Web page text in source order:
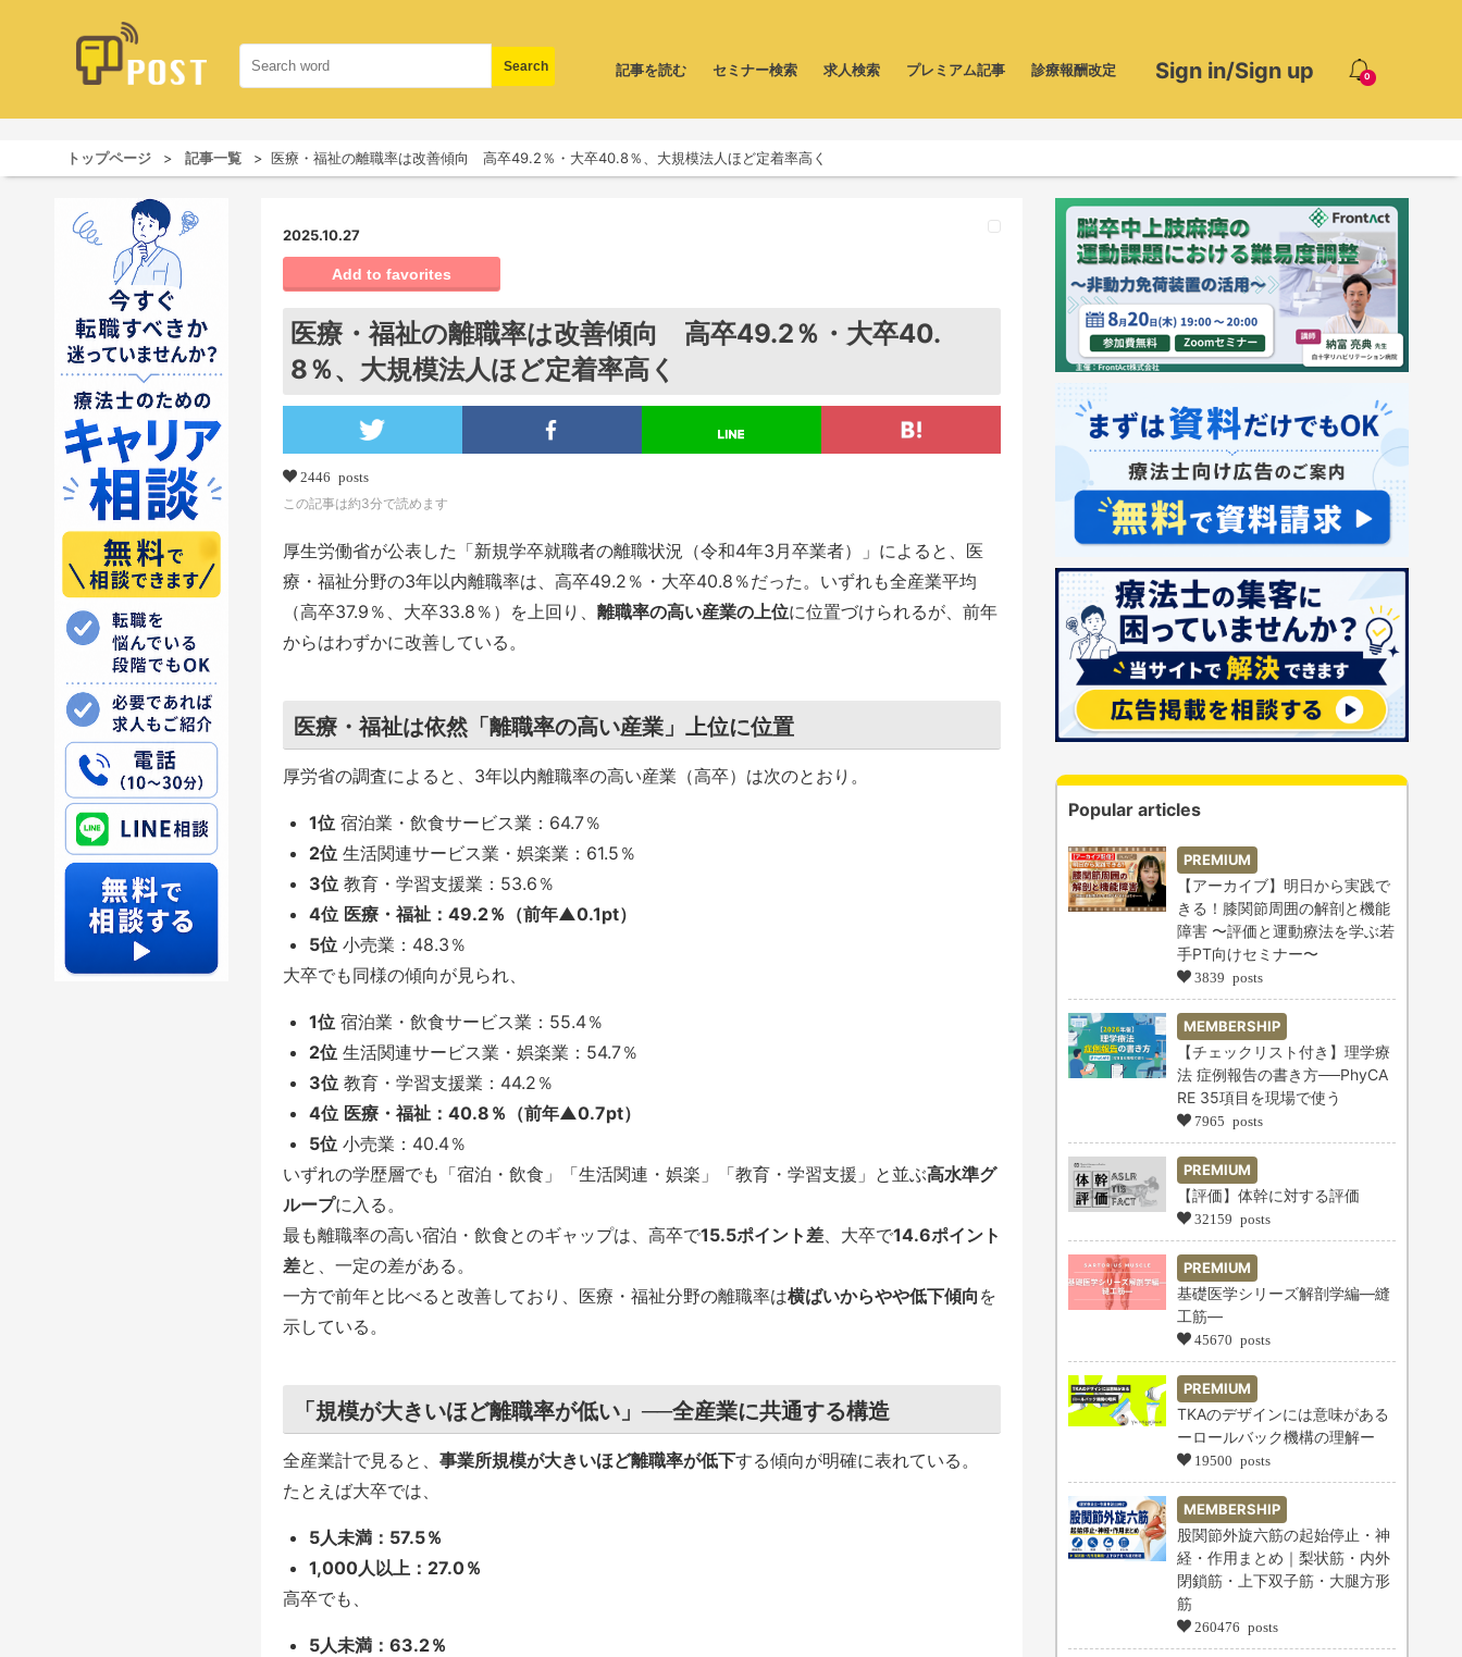
0
Sign in/Sign up
記事を読む セミナー検索 求人検索 プレミアム記事 診療報酬改定
トップページ 記事一覧 医療・福祉の離職率は改善傾向 高卒49.2％・大卒40.8％、大規模法人ほど定着率高く
2025.10.27
Add to favorites
医療・福祉の離職率は改善傾向 高卒49.2％・大卒40.
8％、大規模法人ほど定着率高く
2446 posts
この記事は約3分で読めます
厚生労働省が公表した「新規学卒就職者の離職状況（令和4年3月卒業者）」によると、医
療・福祉分野の3年以内離職率は、高卒49.2％・大卒40.8％だった。いずれも全産業平均
（高卒37.9％、大卒33.8％）を上回り、 離職率の高い産業の上位に位置づけられるが、前年
からはわずかに改善している。
医療・福祉は依然「離職率の高い産業」上位に位置
厚労省の調査によると、3年以内離職率の高い産業（高卒）は次のとおり。
1位宿泊業・飲食サービス業：64.7％
2位生活関連サービス業・娯楽業：61.5％
3位教育・学習支援業：53.6％
4位 医療・福祉：49.2％（前年▲0.1pt）
5位小売業：48.3％
大卒でも同様の傾向が見られ、
1位宿泊業・飲食サービス業：55.4％
2位生活関連サービス業・娯楽業：54.7％
3位教育・学習支援業：44.2％
4位 医療・福祉：40.8％（前年▲0.7pt）
5位小売業：40.4％
いずれの学歴層でも「宿泊・飲食」「生活関連・娯楽」「教育・学習支援」と並ぶ高水準グ
ループに入る。
最も離職率の高い宿泊・飲食とのギャップは、高卒で15.5ポイント差、大卒で14.6ポイント
差と、一定の差がある。
一方で前年と比べると改善しており、医療・福祉分野の離職率は横ばいからやや低下傾向 を
示している。
「規模が大きいほど離職率が低い」──全産業に共通する構造
全産業計で見ると、 事業所規模が大きいほど離職率が低下する傾向が明確に表れている。
たとえば大卒では、
5人未満：57.5％
1,000人以上：27.0％
高卒でも、
5人未満：63.2％
Popular articles
PREMIUM
【アーカイブ】明日から実践で
きる！膝関節周囲の解剖と機能
障害 〜評価と運動療法を学ぶ若
手PT向けセミナー〜
3839 posts
MEMBERSHIP
【チェックリスト付き】理学療
法 症例報告の書き方──PhyCA
RE 35項目を現場で使う
7965 posts
PREMIUM
【評価】体幹に対する評価
32159 posts
PREMIUM
基礎医学シリーズ解剖学編―縫
工筋―
45670 posts
PREMIUM
TKAのデザインには意味がある
ーロールバック機構の理解ー
19500 posts
MEMBERSHIP
股関節外旋六筋の起始停止・神
経・作用まとめ｜梨状筋・内外
閉鎖筋・上下双子筋・大腿方形
筋
260476 posts